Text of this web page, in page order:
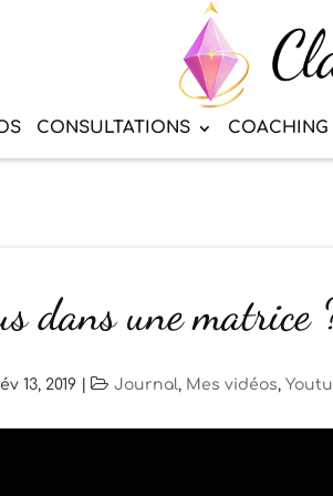
CONSULTATIONS COACHING
dans une matrice
13, 2019 Journal, Mes vidéos,